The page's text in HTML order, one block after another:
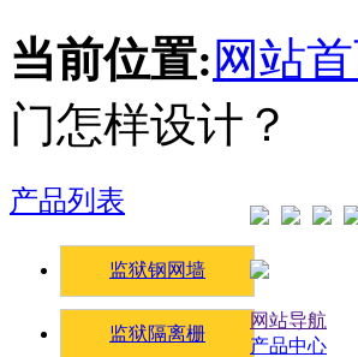
当前位置: 网站
门怎样设计？
产品列表
监狱钢网墙
监狱隔离栅
网站导航
产品中心